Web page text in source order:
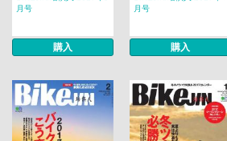
月号
購入
月号
購入